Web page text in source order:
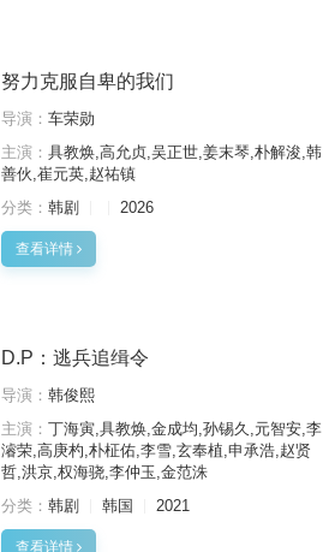
努力克服自卑的我们
导演： 车荣勋
主演： 具教焕,高允贞,吴正世,姜末琴,朴解浚,韩
善伙,崔元英,赵祐镇
分类： 韩剧 2026
查看详情
D.P：逃兵追缉令
导演： 韩俊熙
主演： 丁海寅,具教焕,金成均,孙锡久,元智安,李
濬荣,高庚杓,朴柾佑,李雪,玄奉植,申承浩,赵贤
哲,洪京,权海骁,李仲玉,金范洙
分类： 韩剧 韩国 2021
查看详情